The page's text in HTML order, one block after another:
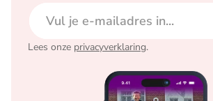
Lees onze privacyverklaring.